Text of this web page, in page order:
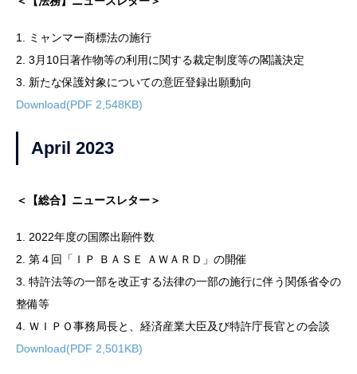
1. ミャンマー商標法の施行
2. 3月10日著作物等の利用に関する裁定制度等の閣議決定
3. 新たな保護対象についての意匠登録出願動向
Download(PDF 2,548KB)
April 2023
＜【総合】ニュースレター＞
1. 2022年度の国際出願件数
2. 第４回「ＩＰ ＢＡＳＥ ＡＷＡＲＤ」の開催
3. 特許法等の一部を改正する法律の一部の施行に伴う関係省令の
整備等
4. ＷＩＰＯ事務局長と、経済産業大臣及び特許庁長官との会談
Download(PDF 2,501KB)